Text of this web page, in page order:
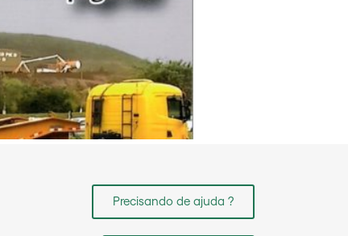
Precisando de ajuda ?